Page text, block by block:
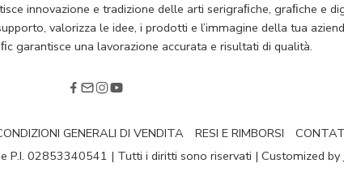
innovazione e tradizione delle arti serigraﬁche, graﬁche e
valorizza le idee, i prodotti e l’immagine della tua
garantisce una lavorazione accurata e risultati di qualità.
GENERALI DI VENDITA RESI E RIMBORSI
P.I. 02853340541 | Tutti i diritti sono riservati | Customized by